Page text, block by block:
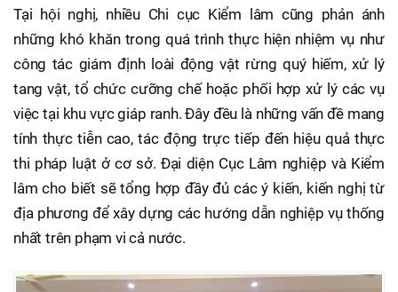
Tại hội nghị, nhiều Chi cục Kiểm lâm cũng phản ánh
những khó khăn trong quá trình thực hiện nhiệm vụ như
công tác giám định loài động vật rừng quý hiếm, xử lý
tang vật, tổ chức cưỡng chế hoặc phối hợp xử lý các vụ
việc tại khu vực giáp ranh. Đây đều là những vấn đề mang
tính thực tiễn cao, tác động trực tiếp đến hiệu quả thực
thi pháp luật ở cơ sở. Đại diện Cục Lâm nghiệp và Kiểm
lâm cho biết sẽ tổng hợp đầy đủ các ý kiến, kiến nghị từ
địa phương để xây dựng các hướng dẫn nghiệp vụ thống
nhất trên phạm vi cả nước.